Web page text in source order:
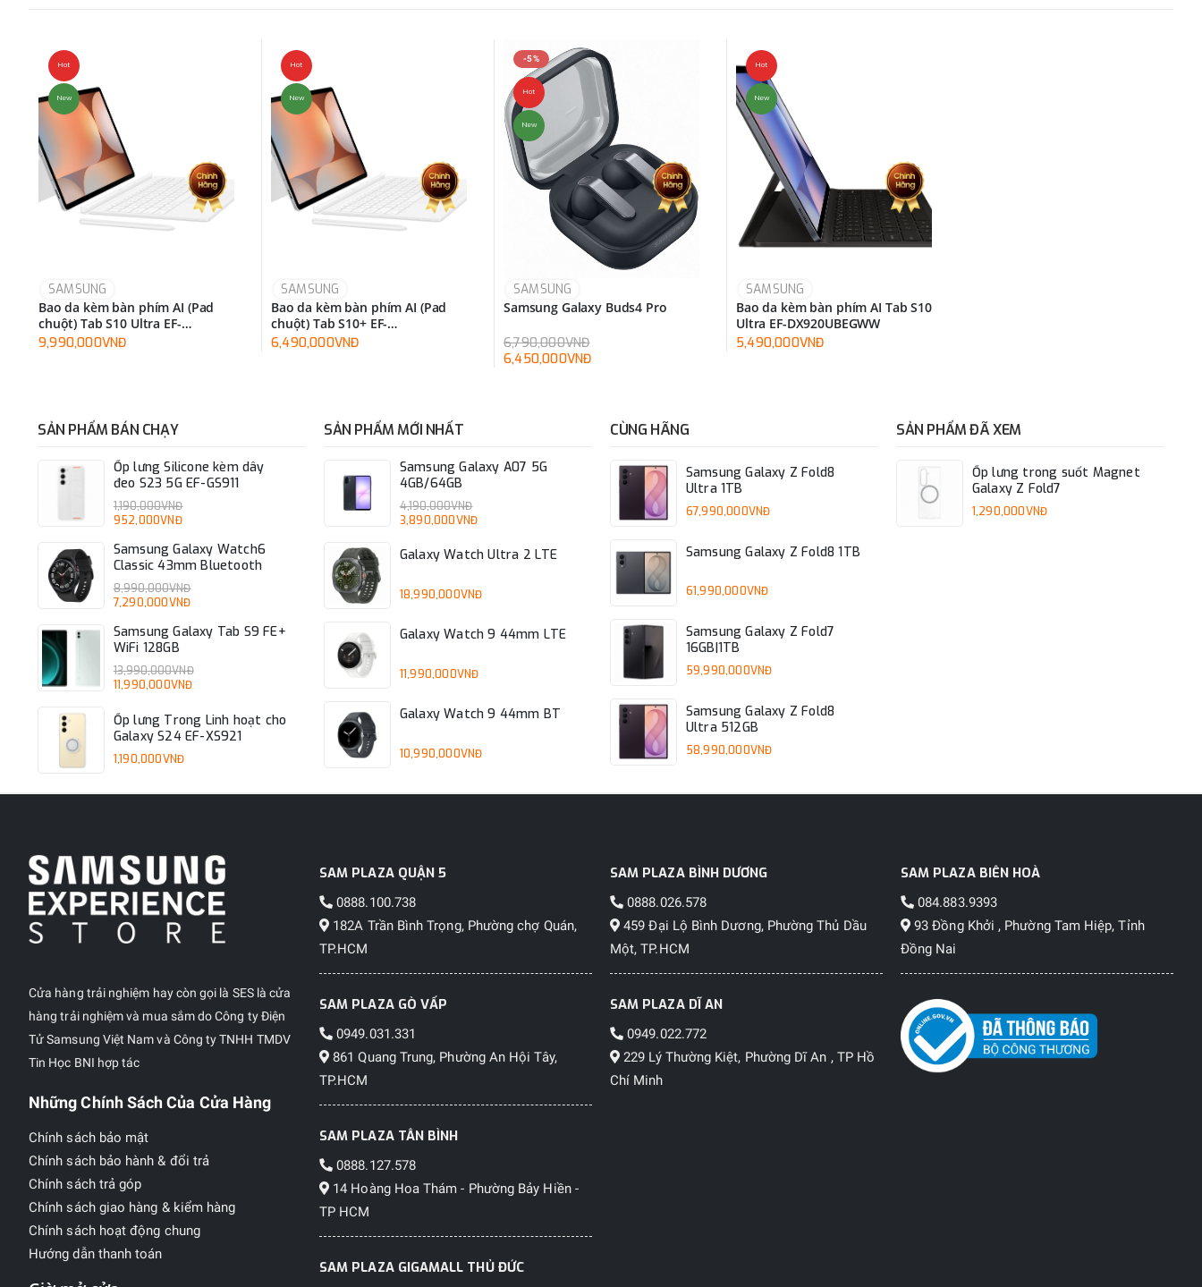
Hot
New
SAMSUNG
Bao da kèm bàn phím AI (Pad
chuột) Tab S10 Ultra EF-
DX925UBEGWW
9,990,000VNĐ
Hot
New
SAMSUNG
Bao da kèm bàn phím AI (Pad
chuột) Tab S10+ EF-
DX825UWEGWW
6,490,000VNĐ
-5%
Hot
New
SAMSUNG
Samsung Galaxy Buds4 Pro
6,790,000VNĐ
6,450,000VNĐ
Hot
New
SAMSUNG
Bao da kèm bàn phím AI Tab S10
Ultra EF-DX920UBEGWW
5,490,000VNĐ
SẢN PHẨM BÁN CHẠY
Ốp lưng Silicone kèm dây
đeo S23 5G EF-GS911
1,190,000VNĐ
952,000VNĐ
Samsung Galaxy Watch6
Classic 43mm Bluetooth
8,990,000VNĐ
7,290,000VNĐ
Samsung Galaxy Tab S9 FE+
WiFi 128GB
13,990,000VNĐ
11,990,000VNĐ
Ốp lưng Trong Linh hoạt cho
Galaxy S24 EF-XS921
1,190,000VNĐ
SẢN PHẨM MỚI NHẤT
Samsung Galaxy A07 5G
4GB/64GB
4,190,000VNĐ
3,890,000VNĐ
Galaxy Watch Ultra 2 LTE
18,990,000VNĐ
Galaxy Watch 9 44mm LTE
11,990,000VNĐ
Galaxy Watch 9 44mm BT
10,990,000VNĐ
CÙNG HÃNG
Samsung Galaxy Z Fold8
Ultra 1TB
67,990,000VNĐ
Samsung Galaxy Z Fold8 1TB
61,990,000VNĐ
Samsung Galaxy Z Fold7
16GB|1TB
59,990,000VNĐ
Samsung Galaxy Z Fold8
Ultra 512GB
58,990,000VNĐ
SẢN PHẨM ĐÃ XEM
Ốp lưng trong suốt Magnet
Galaxy Z Fold7
1,290,000VNĐ
Cửa hàng trải nghiệm hay còn gọi là SES là cửa
hàng trải nghiệm và mua sắm do Công ty Điện
Tử Samsung Việt Nam và Công ty TNHH TMDV
Tin Học BNI hợp tác
Những Chính Sách Của Cửa Hàng
Chính sách bảo mật
Chính sách bảo hành & đổi trả
Chính sách trả góp
Chính sách giao hàng & kiểm hàng
Chính sách hoạt động chung
Hướng dẫn thanh toán
SAM PLAZA QUẬN 5
0888.100.738
182A Trần Bình Trọng, Phường chợ Quán,
TP.HCM
SAM PLAZA GÒ VẤP
0949.031.331
861 Quang Trung, Phường An Hội Tây,
TP.HCM
SAM PLAZA TÂN BÌNH
0888.127.578
14 Hoàng Hoa Thám - Phường Bảy Hiền -
TP HCM
SAM PLAZA GIGAMALL THỦ ĐỨC
SAM PLAZA BÌNH DƯƠNG
0888.026.578
459 Đại Lộ Bình Dương, Phường Thủ Dầu
Một, TP.HCM
SAM PLAZA DĨ AN
0949.022.772
229 Lý Thường Kiệt, Phường Dĩ An , TP Hồ
Chí Minh
SAM PLAZA BIÊN HOÀ
084.883.9393
93 Đồng Khởi , Phường Tam Hiệp, Tỉnh
Đồng Nai